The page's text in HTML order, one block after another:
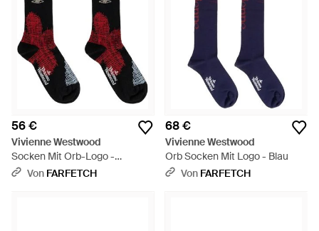
56 €
Vivienne Westwood
Socken Mit Orb-Logo -
Schwarz
Von FARFETCH
68 €
Vivienne Westwood
Orb Socken Mit Logo - Blau
Von FARFETCH